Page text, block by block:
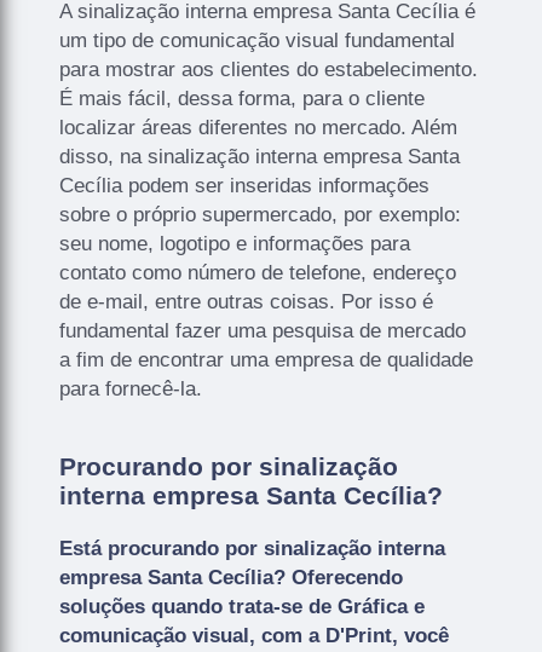
A sinalização interna empresa Santa Cecília é
um tipo de comunicação visual fundamental
para mostrar aos clientes do estabelecimento.
É mais fácil, dessa forma, para o cliente
localizar áreas diferentes no mercado. Além
disso, na sinalização interna empresa Santa
Cecília podem ser inseridas informações
sobre o próprio supermercado, por exemplo:
seu nome, logotipo e informações para
contato como número de telefone, endereço
de e-mail, entre outras coisas. Por isso é
fundamental fazer uma pesquisa de mercado
a fim de encontrar uma empresa de qualidade
para fornecê-la.
Procurando por sinalização
interna empresa Santa Cecília?
Está procurando por sinalização interna
empresa Santa Cecília? Oferecendo
soluções quando trata-se de Gráfica e
comunicação visual, com a D'Print, você